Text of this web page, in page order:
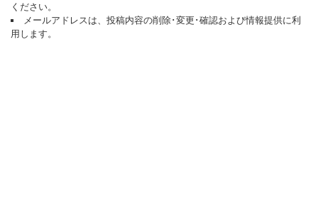
ください。
メールアドレスは、投稿内容の削除･変更･確認および情報提供に利
用します。